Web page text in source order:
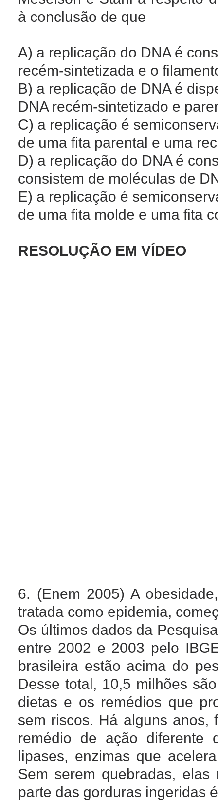
à conclusão de que
A) a replicação do DNA é
recém-sintetizada e o
B) a replicação de DNA é
DNA recém-sintetizado e
C) a replicação é
de uma fita parental e uma
D) a replicação do DNA é
consistem de moléculas de
E) a replicação é
de uma fita molde e uma fita
RESOLUÇÃO EM VÍDEO
6. (Enem 2005) A
tratada como epidemia,
Os últimos dados da
entre 2002 e 2003 pelo
brasileira estão acima do
Desse total, 10,5 milhões
dietas e os remédios que
sem riscos. Há alguns anos,
remédio de ação
lipases, enzimas que
Sem serem quebradas,
parte das gorduras ingeridas